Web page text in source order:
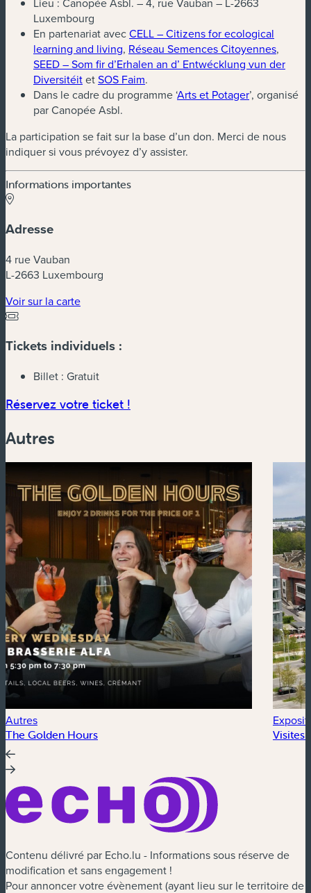
Luxembourg
En partenariat avecCELL – Citizens for ecological
learning and living(nouvelle fenêtre)
, Réseau Semences Citoyennes,
SEED – Som fir d’Erhalen an d’ Entwécklung vun der
Diversitéit(nouvelle fenêtre)
etSOS Faim(nouvelle fenêtre)
.
Dans le cadre du programme ‘Arts et Potager(nouvelle
’, organisé
par Canopée Asbl.
La participation se fait sur la base d’un don. Merci de nous
indiquer si vous prévoyez d’y assister.
Informations importantes
Adresse
4 rue Vauban
L-2663 Luxembourg
Voir sur la carte(nouvelle fenêtre)
Tickets individuels :
Billet : Gratuit
Réservez votre ticket !
Autres
Autres
The Golden Hours Visites
Contenu délivré par Echo.lu - Informations sous réserve de
modification et sans engagement !
Pour annoncer votre évènement (ayant lieu sur le territoire de